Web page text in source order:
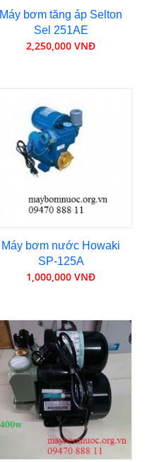
Máy bơm tăng áp Selton
Sel 251AE
2,250,000 VNĐ
Máy bơm nước Howaki
SP-125A
1,000,000 VNĐ